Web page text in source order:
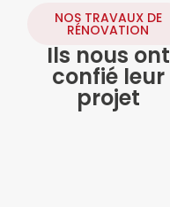
NOS TRAVAUX DE
RÉNOVATION
Ils nous ont
confié leur
projet